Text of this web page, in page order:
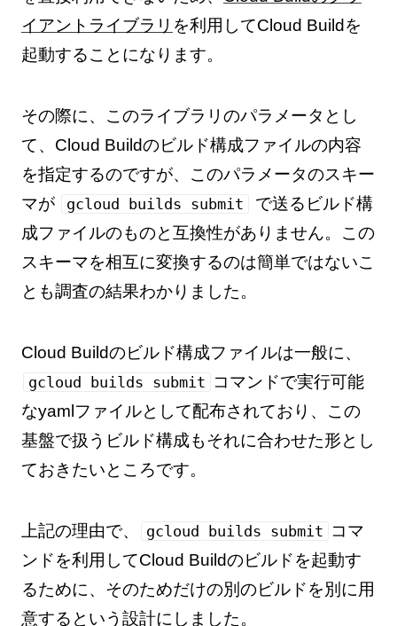
イアントライブラリ を利用してCloud Buildを
起動することになります。
その際に、このライブラリのパラメータとし
て、Cloud Buildのビルド構成ファイルの内容
を指定するのですが、このパラメータのスキー
マが
gcloud builds submit
で送るビルド構
成ファイルのものと互換性がありません。この
スキーマを相互に変換するのは簡単ではないこ
とも調査の結果わかりました。
Cloud Buildのビルド構成ファイルは一般に、
gcloud builds submit コマンドで実行可能
なyamlファイルとして配布されており、この
基盤で扱うビルド構成もそれに合わせた形とし
ておきたいところです。
上記の理由で、 gcloud builds submit コマ
ンドを利用してCloud Buildのビルドを起動す
るために、そのためだけの別のビルドを別に用
意するという設計にしました。